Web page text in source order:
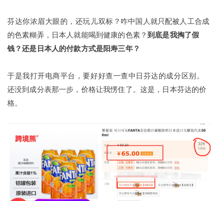
芬达你浓眉大眼的，还玩儿双标？ 咋中国人就只配被人工合成
的色素糊弄，日本人就能喝到健康的色素？到底是我掏了假
钱？还是日本人的付款方式是阳寿三年？
于是我打开电商平台，要好好查一查中日芬达的成分区别。
还没到成分表那一步，价格让我愣住了。 这是，日本芬达的价
格。